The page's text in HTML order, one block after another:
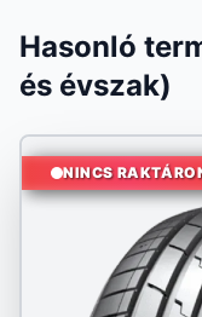
Hasonló
és évszak)
NINCS